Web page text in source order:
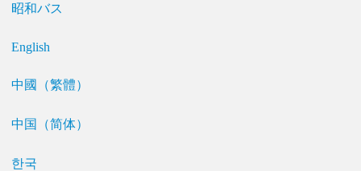
昭和バス
English
中國（繁體）
中国（简体）
한국